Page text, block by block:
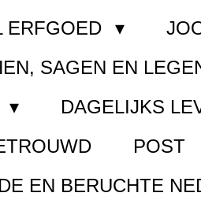
ERFGOED
SAGEN EN
DAGELIJKS
POST
EN BERUCHTE